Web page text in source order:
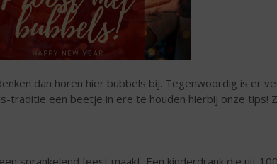
dan horen hier bubbels bij. Tegenwoordig is er
traditie een beetje in ere te houden hierbij onze tips!